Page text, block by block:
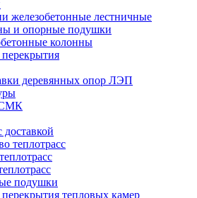
железобетонные лестничные
и опорные подушки
колонны
деревянных опор ЛЭП
СМК
доставкой
теплотрасс
подушки
тепловых камер